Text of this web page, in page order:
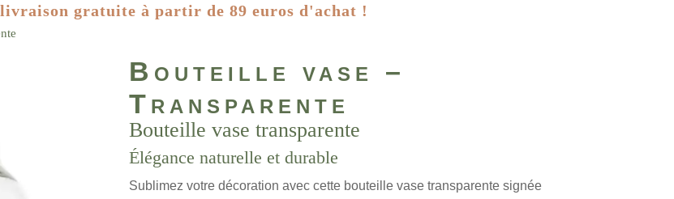
gratuite à partir de 89 euros d'achat !
Bouteille vase –
Transparente
Bouteille vase transparente
Élégance naturelle et durable
Sublimez votre décoration avec cette bouteille vase transparente signée